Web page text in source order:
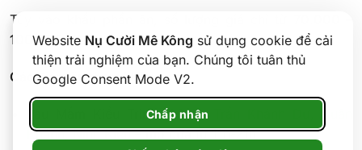
Website Nụ Cười Mê Kông sử dụng cookie để cải
thiện trải nghiệm của bạn. Chúng tôi tuân thủ
Google Consent Mode V2.
Chấp nhận
Tùy vào khẩu phần ăn, số lượng giá chỉ từ
100.000 VNĐ/phần
Các điểm ăn tham khảo:
Lẩu Mắm Kiều Trinh:26 Đ. Trần Khánh Dư, Xuân
Khánh, Ninh Kiều– mở cửa từ 11h-21h